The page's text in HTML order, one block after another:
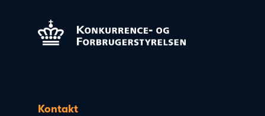
Kontakt